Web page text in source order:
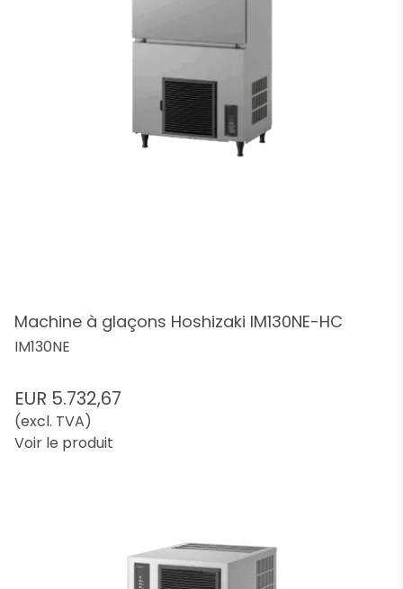
Machine à glaçons Hoshizaki IM130NE-HC
IM130NE
EUR 5.732,67
(excl. TVA)
Voir le produit